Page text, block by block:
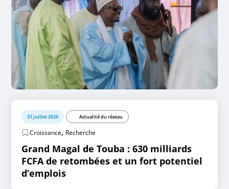
31 juillet 2026 Actualité du réseau
Croissance, Recherche
Grand Magal de Touba : 630 milliards
FCFA de retombées et un fort potentiel
d’emplois